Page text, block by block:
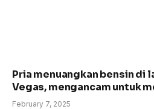
Pria menuangkan bensin di
Vegas, mengancam untuk
February 7, 2025